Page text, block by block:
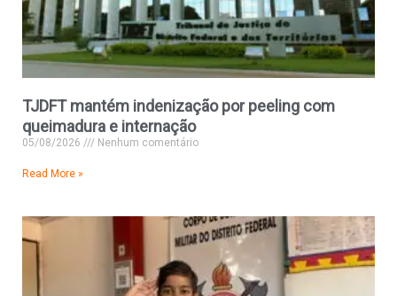
TJDFT mantém indenização por peeling com
queimadura e internação
05/08/2026 Nenhum comentário
Read More »